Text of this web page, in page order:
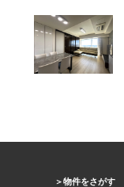
物件をさがす